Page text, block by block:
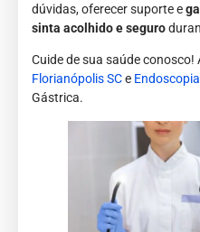
dúvidas, oferecer suporte e
sinta acolhido e seguro
Cuide de sua saúde conosco!
Florianópolis SCe
Gástrica.